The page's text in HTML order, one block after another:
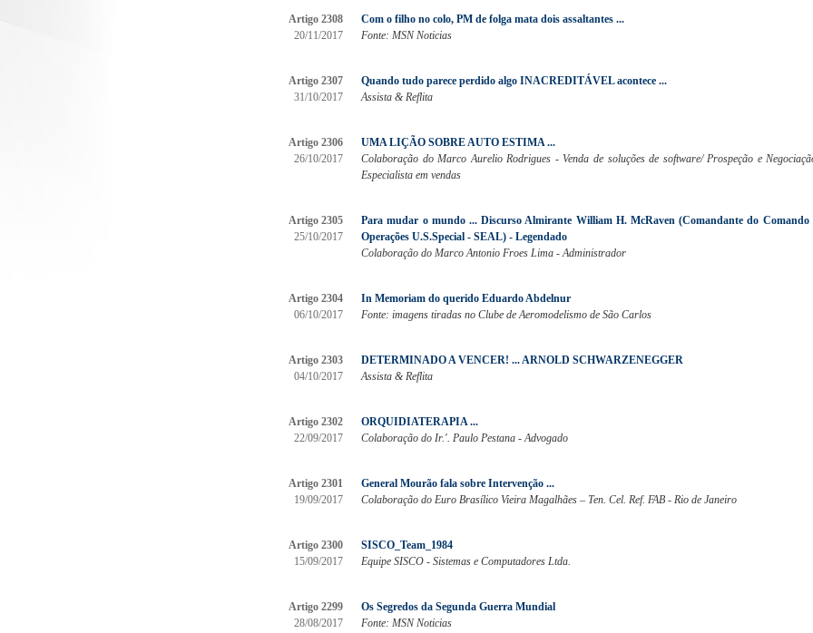
Artigo 2308
20/11/2017
Com o filho no colo, PM de folga mata dois assaltantes ...
Fonte: MSN Noticias
Artigo 2307
31/10/2017
Quando tudo parece perdido algo INACREDITÁVEL acontece ...
Assista & Reflita
Artigo 2306
26/10/2017
UMA LIÇÃO SOBRE AUTO ESTIMA ...
Colaboração do Marco Aurelio Rodrigues - Venda de soluções de software/ Prospeção e
Especialista em vendas
Artigo 2305
25/10/2017
Para mudar o mundo ... Discurso Almirante William H. McRaven (Comandante do Comando
Operações U.S.Special - SEAL) - Legendado
Colaboração do Marco Antonio Froes Lima - Administrador
Artigo 2304
06/10/2017
In Memoriam do querido Eduardo Abdelnur
Fonte: imagens tiradas no Clube de Aeromodelismo de São Carlos
Artigo 2303
04/10/2017
DETERMINADO A VENCER! ... ARNOLD SCHWARZENEGGER
Assista & Reflita
Artigo 2302
22/09/2017
ORQUIDIATERAPIA ...
Colaboração do Ir.'. Paulo Pestana - Advogado
Artigo 2301
19/09/2017
General Mourão fala sobre Intervenção ...
Colaboração do Euro Brasílico Vieira Magalhães – Ten. Cel. Ref. FAB - Rio de Janeiro
Artigo 2300
15/09/2017
SISCO_Team_1984
Equipe SISCO - Sistemas e Computadores Ltda.
Artigo 2299
28/08/2017
Os Segredos da Segunda Guerra Mundial
Fonte: MSN Noticias